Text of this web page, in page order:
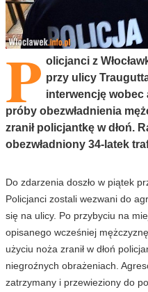
P olicjanci z
przy ulicy
interwencję
próby obezwładnienia
zranił policjantkę w dłoń.
obezwładniony 34-latek
Do zdarzenia doszło w piątek
Policjanci zostali wezwani do
się na ulicy. Po przybyciu na
opisanego wcześniej
użyciu noża zranił w dłoń
niegroźnych obrażeniach.
zatrzymany i przewieziony do